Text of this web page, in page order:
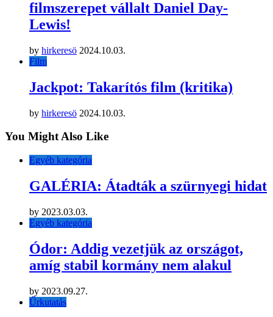
filmszerepet vállalt Daniel Day-
Lewis!
by hirkeresö 2024.10.03.
Film
Jackpot: Takarítós film (kritika)
by hirkeresö 2024.10.03.
You Might Also Like
Egyéb kategória
GALÉRIA: Átadták a szürnyegi hidat
by 2023.03.03.
Egyéb kategória
Ódor: Addig vezetjük az országot,
amíg stabil kormány nem alakul
by 2023.09.27.
Űrkutatás